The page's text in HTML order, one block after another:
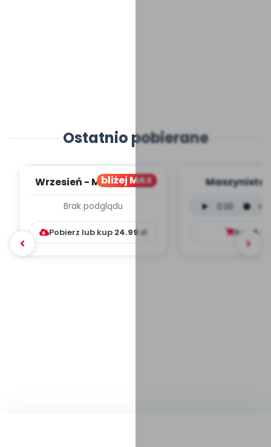
Ostatnio pobierane
bliżej MAX
Wrzesień - MIESIĘCZNY
WYCHOWAWCZO –
DYDAKTYC...
Brak podglądu
Pobierz lub kup 24.99zł
Maszynista
mp3)
Kup 9.99